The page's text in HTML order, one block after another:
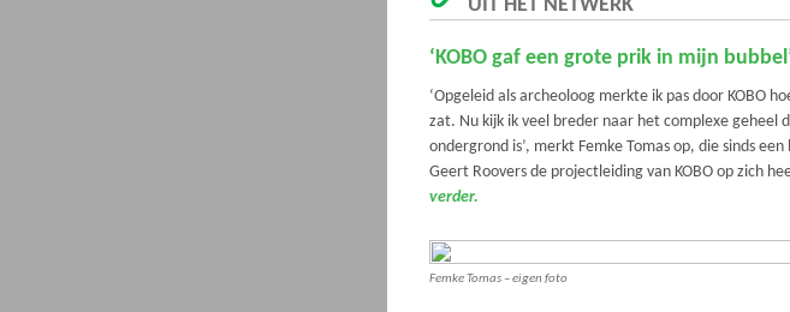
UIT HET NETWERK
‘KOBO gaf een grote prik in mijn
‘Opgeleid als archeoloog merkte ik pas door KOBO
zat. Nu kijk ik veel breder naar het complexe geheel
ondergrond is’, merkt Femke Tomas op, die sinds
Geert Roovers de projectleiding van KOBO op zich
verder.
Femke Tomas – eigen foto